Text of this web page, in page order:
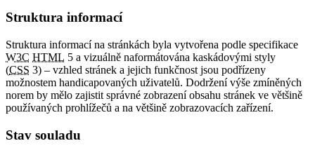
Struktura informací
Struktura informací na stránkách byla vytvořena podle specifikace
W3C HTML 5 a vizuálně naformátována kaskádovými styly
(CSS 3) – vzhled stránek a jejich funkčnost jsou podřízeny
možnostem handicapovaných uživatelů. Dodržení výše zmíněných
norem by mělo zajistit správné zobrazení obsahu stránek ve většině
používaných prohlížečů a na většině zobrazovacích zařízení.
Stav souladu